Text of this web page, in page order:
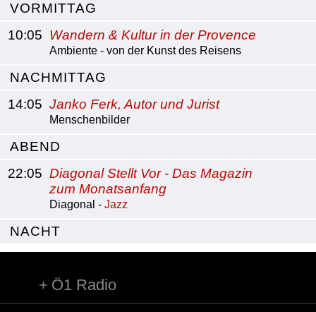
VORMITTAG
10:05 Wandern & Kultur in der Provence
Ambiente - von der Kunst des Reisens
NACHMITTAG
14:05 Janko Ferk, Autor und Jurist
Menschenbilder
ABEND
22:05 Diagonal Stellt Vor - Das Magazin
zum Monatsanfang
Diagonal - Jazz
NACHT
Ö1 Radio